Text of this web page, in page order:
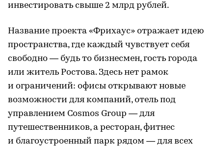
инвестировать свыше 2 млрд рублей.
Название проекта «Фрихаус» отражает идею
пространства, где каждый чувствует себя
свободно — будь то бизнесмен, гость города
или житель Ростова. Здесь нет рамок
и ограничений: офисы открывают новые
возможности для компаний, отель под
управлением Cosmos Group — для
путешественников, а ресторан, фитнес
и благоустроенный парк рядом — для всех